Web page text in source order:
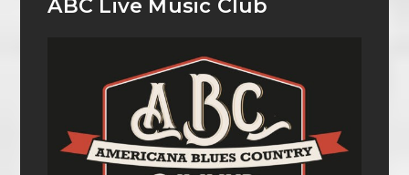
ABC Live Music Club